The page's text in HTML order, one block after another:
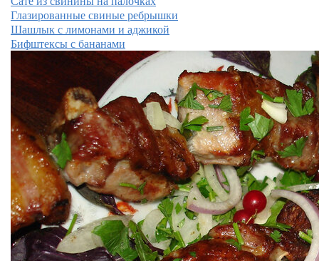
Глазированные свиные ребрышки
Шашлык с лимонами и аджикой
Бифштексы с бананами